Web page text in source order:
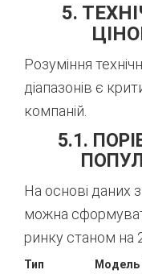
5.
Розуміння
діапазонів є
компаній.
5.1.
На основі даних
можна
ринку станом на
Тип
Модель